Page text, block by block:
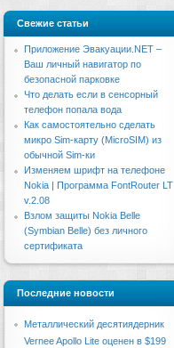
Свежие статьи
Приложение Эвакуации.NET –
Ваш личный навигатор по
безопасной парковке
Что делать если в сенсорный
телефон попала вода
Как самостоятельно сделать
микро Sim-карту (MicroSIM) из
обычной Sim-ки
Изменяем шрифт на телефоне
Nokia | Программа FontRouter LT
v.2.08
Взлом защиты Nokia Belle
(Symbian Belle) без личного
сертификата
Последние новости
Металлический десятиядерник
Vernee Apollo Lite оценен в $199